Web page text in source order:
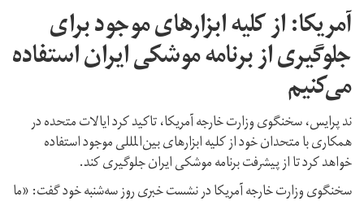
آمریکا: از کلیه ابزارهای موجود برای
جلوگیری از برنامه موشکی ایران استفاده
می‌کنیم
ند پرایس، سخنگوی وزارت خارجه آمریکا، تاکید کرد ایالات متحده در
همکاری با متحدان خود از کلیه ابزارهای بین‌المللی موجود استفاده
خواهد کرد تا از پیشرفت برنامه موشکی ایران جلوگیری کند.
سخنگوی وزارت خارجه آمریکا در نشست خبری روز سه‌شنبه خود گفت: «ما